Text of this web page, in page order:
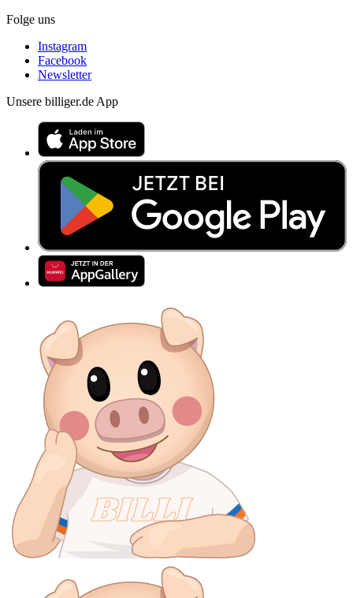
Folge uns
Instagram
Facebook
Newsletter
Unsere billiger.de App